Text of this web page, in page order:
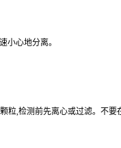
小心地分离。
,检测前先离心或过滤。不